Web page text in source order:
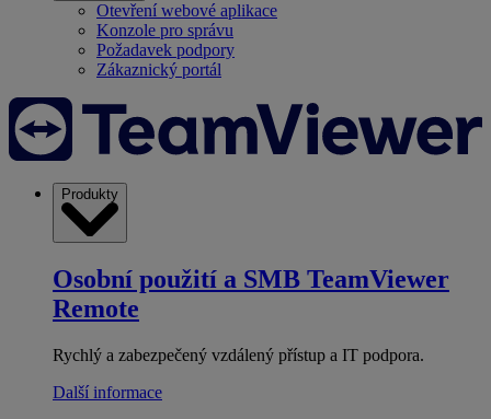
Otevření webové aplikace
Konzole pro správu
Požadavek podpory
Zákaznický portál
Produkty
Osobní použití a SMB TeamViewer
Remote
Rychlý a zabezpečený vzdálený přístup a IT podpora.
Další informace